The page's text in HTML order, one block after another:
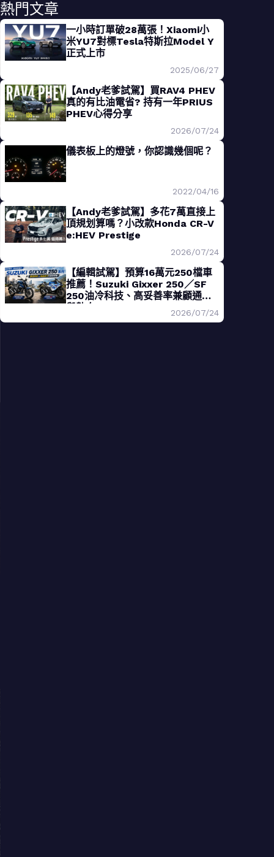
熱門文章
一小時訂單破28萬張！Xiaomi小
米YU7對標Tesla特斯拉Model Y
正式上市
2025/06/27
【Andy老爹試駕】買RAV4 PHEV
真的有比油電省? 持有一年PRIUS
PHEV心得分享
2026/07/24
儀表板上的燈號，你認識幾個呢？
2022/04/16
【Andy老爹試駕】多花7萬直接上
頂規划算嗎？小改款Honda CR-V
e:HEV Prestige
2026/07/24
【編輯試駕】預算16萬元250檔車
推薦！Suzuki Gixxer 250／SF
250油冷科技、高妥善率兼顧通勤
與熱血
2026/07/24